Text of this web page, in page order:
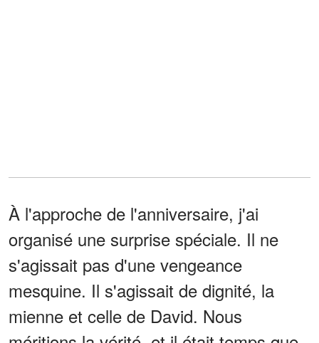
À l'approche de l'anniversaire, j'ai
organisé une surprise spéciale. Il ne
s'agissait pas d'une vengeance
mesquine. Il s'agissait de dignité, la
mienne et celle de David. Nous